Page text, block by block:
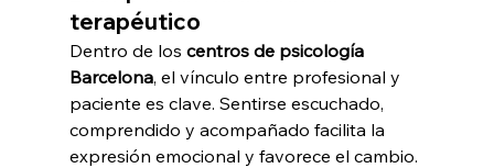
terapéutico
Dentro de los centros de psicología
Barcelona, el vínculo entre profesional y
paciente es clave. Sentirse escuchado,
comprendido y acompañado facilita la
expresión emocional y favorece el cambio.